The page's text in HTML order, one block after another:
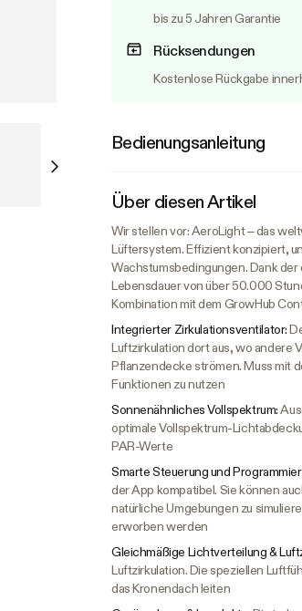
bis zu 5 Jahren Garantie
Rücksendungen
Kostenlose Rückgabe
Bedienungsanleitung
Über diesen Artikel
Wir stellen vor: AeroLight – das
Lüftersystem. Effizient konzipiert,
Wachstumsbedingungen. Dank
Lebensdauer von über 50.000
Kombination mit dem GrowHub
Integrierter Zirkulationsventilator:
Luftzirkulation dort aus, wo andere
Pflanzendecke strömen. Muss mit
Funktionen zu nutzen
Sonnenähnliches Vollspektrum:
optimale Vollspektrum-
PAR-Werte
Smarte Steuerung und
der App kompatibel. Sie können
natürliche Umgebungen zu
erworben werden
Gleichmäßige Lichtverteilung &
Luftzirkulation. Die speziellen
das Kronendach leiten